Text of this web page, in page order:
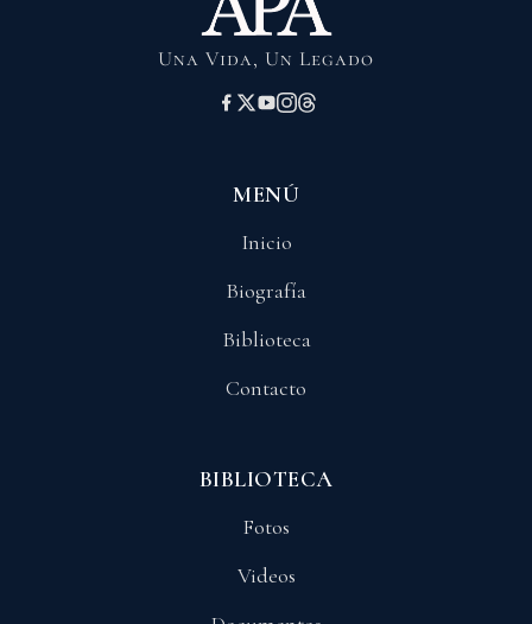
Una Vida, Un Legado
MENÚ
Inicio
Biografía
Biblioteca
Contacto
BIBLIOTECA
Fotos
Videos